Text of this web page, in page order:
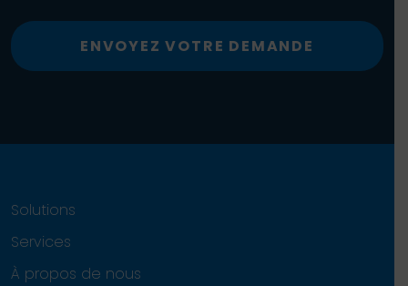
ENVOYEZ VOTRE DEMANDE
Solutions
Services
À propos de nous